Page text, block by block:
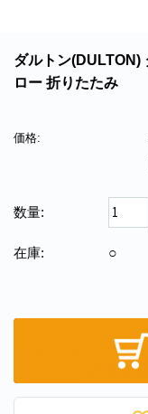
ダルトン(DULTON)
ロー 折りたたみ
価格:
数量:
在庫: ○